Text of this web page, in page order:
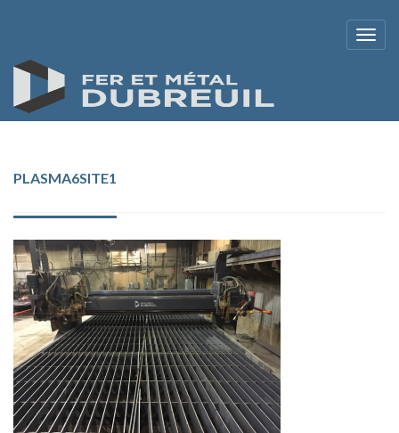
PLASMA6SITE1